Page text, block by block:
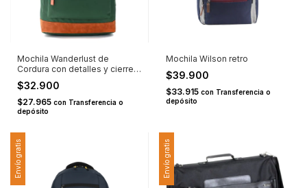
Mochila Wanderlust de
Cordura con detalles y cierre
en el frente Verde
$32.900
$27.965 con Transferencia o
depósito
Mochila Wilson retro
$39.900
$33.915 con Transferencia o
depósito
Envío gratis Envío gratis